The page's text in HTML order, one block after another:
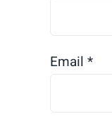
Email *